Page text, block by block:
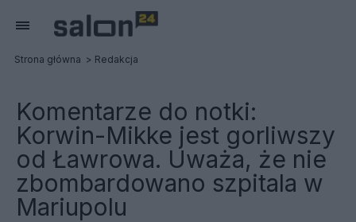
Strona główna Redakcja
Komentarze do notki:
Korwin-Mikke jest gorliwszy
od Ławrowa. Uważa, że nie
zbombardowano szpitala w
Mariupolu